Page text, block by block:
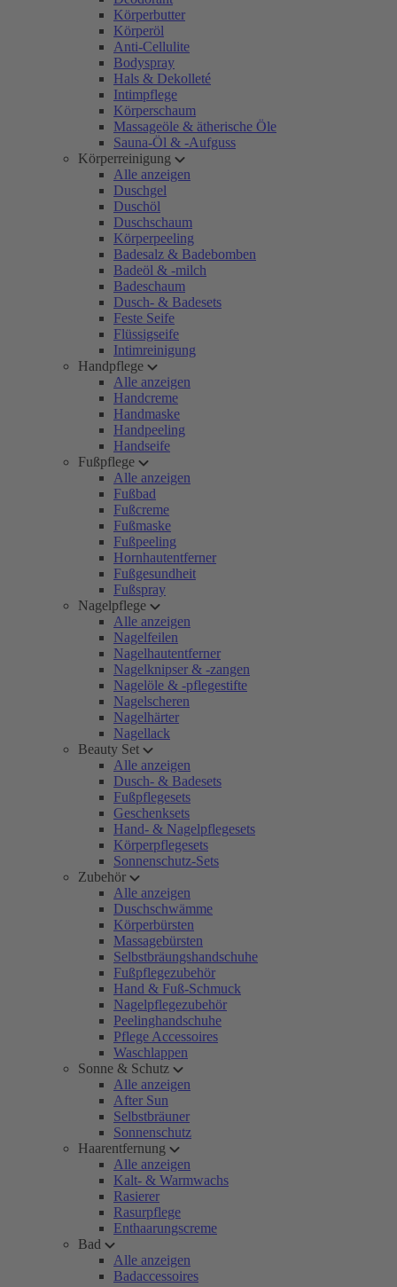
Körperbutter
Körperöl
Anti-Cellulite
Bodyspray
Hals & Dekolleté
Intimpflege
Körperschaum
Massageöle & ätherische Öle
Sauna-Öl & -Aufguss
Körperreinigung
Alle anzeigen
Duschgel
Duschöl
Duschschaum
Körperpeeling
Badesalz & Badebomben
Badeöl & -milch
Badeschaum
Dusch- & Badesets
Feste Seife
Flüssigseife
Intimreinigung
Handpflege
Alle anzeigen
Handcreme
Handmaske
Handpeeling
Handseife
Fußpflege
Alle anzeigen
Fußbad
Fußcreme
Fußmaske
Fußpeeling
Hornhautentferner
Fußgesundheit
Fußspray
Nagelpflege
Alle anzeigen
Nagelfeilen
Nagelhautentferner
Nagelknipser & -zangen
Nagelöle & -pflegestifte
Nagelscheren
Nagelhärter
Nagellack
Beauty Set
Alle anzeigen
Dusch- & Badesets
Fußpflegesets
Geschenksets
Hand- & Nagelpflegesets
Körperpflegesets
Sonnenschutz-Sets
Zubehör
Alle anzeigen
Duschschwämme
Körperbürsten
Massagebürsten
Selbstbräungshandschuhe
Fußpflegezubehör
Hand & Fuß-Schmuck
Nagelpflegezubehör
Peelinghandschuhe
Pflege Accessoires
Waschlappen
Sonne & Schutz
Alle anzeigen
After Sun
Selbstbräuner
Sonnenschutz
Haarentfernung
Alle anzeigen
Kalt- & Warmwachs
Rasierer
Rasurpflege
Enthaarungscreme
Bad
Alle anzeigen
Badaccessoires